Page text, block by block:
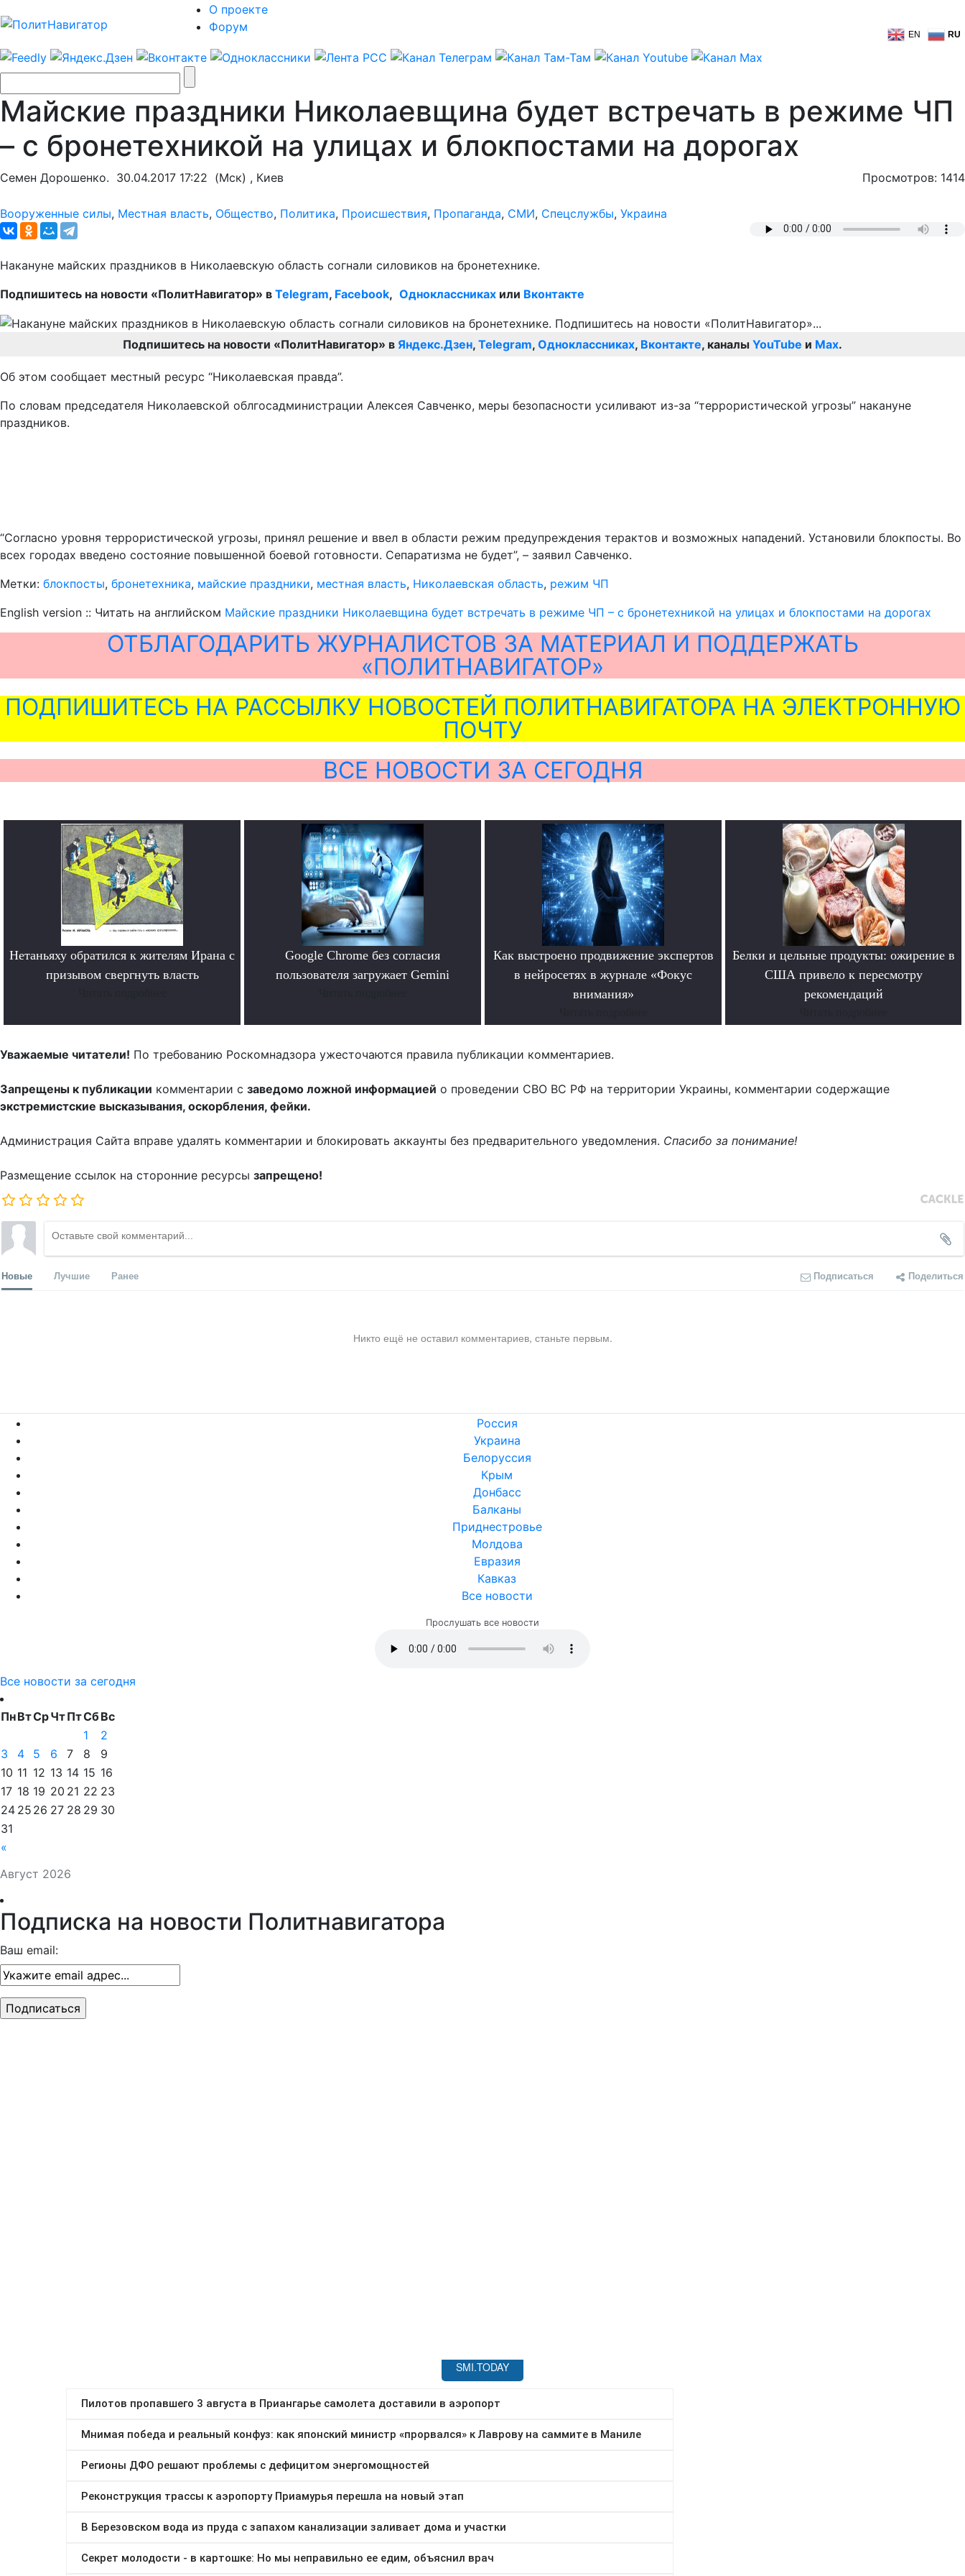
О проекте
Форум
EN RU
Майские праздники Николаевщина будет встречать в режиме ЧП
– с бронетехникой на улицах и блокпостами на дорогах
Семен Дорошенко. 30.04.2017 17:22 (Мск) , Киев Просмотров: 1414
Вооруженные силы, Местная власть, Общество, Политика, Происшествия, Пропаганда, СМИ, Спецслужбы, Украина
Накануне майских праздников в Николаевскую область согнали силовиков на бронетехнике.
Подпишитесь на новости «ПолитНавигатор» в Telegram, Facebook, Одноклассниках или Вконтакте
Подпишитесь на новости «ПолитНавигатор» в Яндекс.Дзен, Telegram, Одноклассниках, Вконтакте, каналы YouTube и Max.
Об этом сообщает местный ресурс “Николаевская правда”.
По словам председателя Николаевской облгосадминистрации Алексея Савченко, меры безопасности усиливают из-за “террористической угрозы” накануне
праздников.
“Согласно уровня террористической угрозы, принял решение и ввел в области режим предупреждения терактов и возможных нападений. Установили блокпосты. Во
всех городах введено состояние повышенной боевой готовности. Сепаратизма не будет”, – заявил Савченко.
Метки: блокпосты, бронетехника, майские праздники, местная власть, Николаевская область, режим ЧП
English version :: Читать на английском Майские праздники Николаевщина будет встречать в режиме ЧП – с бронетехникой на улицах и блокпостами на дорогах
ОТБЛАГОДАРИТЬ ЖУРНАЛИСТОВ ЗА МАТЕРИАЛ И ПОДДЕРЖАТЬ
«ПОЛИТНАВИГАТОР»
ПОДПИШИТЕСЬ НА РАССЫЛКУ НОВОСТЕЙ ПОЛИТНАВИГАТОРА НА ЭЛЕКТРОННУЮ
ПОЧТУ
ВСЕ НОВОСТИ ЗА СЕГОДНЯ
Нетаньяху обратился к жителям Ирана с
призывом свергнуть власть
Google Chrome без согласия
пользователя загружает Gemini
Как выстроено продвижение экспертов
в нейросетях в журнале «Фокус
внимания»
Белки и цельные продукты: ожирение в
США привело к пересмотру
рекомендаций
Уважаемые читатели! По требованию Роскомнадзора ужесточаются правила публикации комментариев.
Запрещены к публикации комментарии с заведомо ложной информацией о проведении СВО ВС РФ на территории Украины, комментарии содержащие
экстремистские высказывания, оскорбления, фейки.
Администрация Сайта вправе удалять комментарии и блокировать аккаунты без предварительного уведомления. Спасибо за понимание!
Размещение ссылок на сторонние ресурсы запрещено!
Новые Лучшие Ранее Подписаться Поделиться
Никто ещё не оставил комментариев, станьте первым.
Россия
Украина
Белоруссия
Крым
Донбасс
Балканы
Приднестровье
Молдова
Евразия
Кавказ
Все новости
Прослушать все новости
Все новости за сегодня
Август 2026
ПнВтСрЧтПтСбВс
«
1
2
3
4 5 6 7 8
9
10 11 12 13 14 15 16
17 18 19 20 21 22 23
24 25 26 27 28 29 30
31
Подписка на новости Политнавигатора
Ваш email: